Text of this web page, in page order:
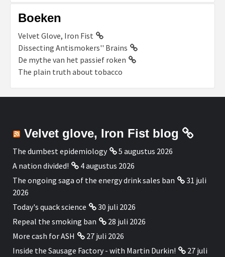
Boeken
Velvet Glove, Iron Fist
Dissecting Antismokers'' Brains
De mythe van het passief roken
The plain truth about tobacco
Velvet glove, Iron Fist blog
The dumbest epidemiology
5 augustus 2026
A nation divided!
4 augustus 2026
The ongoing saga of the energy drink sales ban
31 juli
2026
Today's quack science
30 juli 2026
Repeal the smoking ban
28 juli 2026
More cash for ASH
27 juli 2026
Inside the Sausage Factory - with Martin Durkin!
27 juli